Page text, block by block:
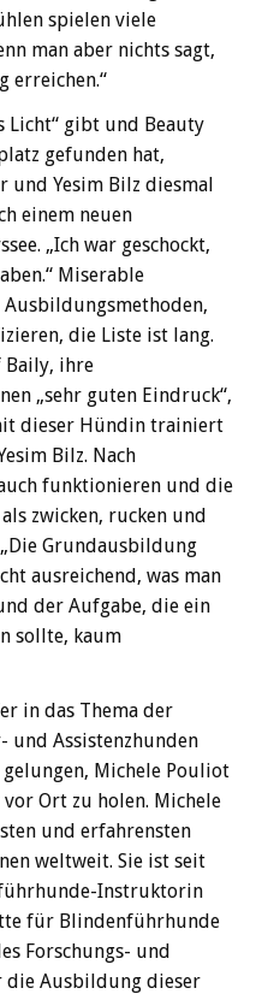
spielen viele
man aber nichts sagt,
erreichen.“
Licht“ gibt und Beauty
gefunden hat,
und Yesim Bilz diesmal
einem neuen
„Ich war geschockt,
Miserable
die Liste ist lang.
Baily, ihre
„sehr guten Eindruck“,
dieser Hündin trainiert
Bilz. Nach
funktionieren und die
zwicken, rucken und
Grundausbildung
ausreichend, was man
der Aufgabe, die ein
sollte, kaum
in das Thema der
Assistenzhunden
Michele Pouliot
Ort zu holen. Michele
und erfahrensten
weltweit. Sie ist seit
Instruktorin
für Blindenführhunde
Forschungs- und
Ausbildung dieser